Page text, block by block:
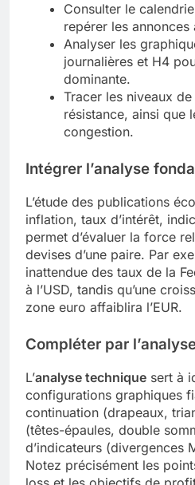
Consulter le
repérer les annonces
Analyser les
journalières et H4
dominante.
Tracer les niveaux
résistance, ainsi que
congestion.
Intégrer l’analyse
L’étude des publications
inflation, taux d’intérêt,
permet d’évaluer la force
devises d’une paire. Par
inattendue des taux de la
à l’USD, tandis qu’une
zone euro affaiblira l’EUR.
Compléter par
L’analyse technique sert à
configurations graphiques
continuation (drapeaux,
(têtes-épaules, double
d’indicateurs (divergences
Notez précisément les